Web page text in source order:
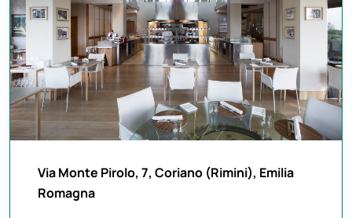
Via Monte Pirolo, 7, Coriano (Rimini), Emilia
Romagna